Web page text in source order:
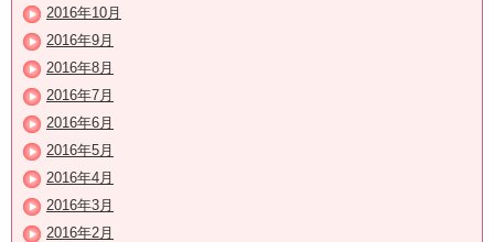
2016年10月
2016年9月
2016年8月
2016年7月
2016年6月
2016年5月
2016年4月
2016年3月
2016年2月